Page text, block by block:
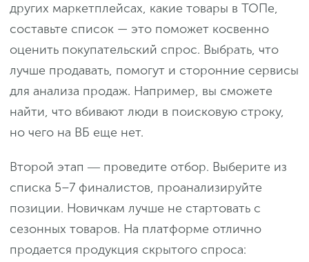
других маркетплейсах, какие товары в ТОПе,
составьте список — это поможет косвенно
оценить покупательский спрос. Выбрать, что
лучше продавать, помогут и сторонние сервисы
для анализа продаж. Например, вы сможете
найти, что вбивают люди в поисковую строку,
но чего на ВБ еще нет.
Второй этап ― проведите отбор. Выберите из
списка 5–7 финалистов, проанализируйте
позиции. Новичкам лучше не стартовать с
сезонных товаров. На платформе отлично
продается продукция скрытого спроса: